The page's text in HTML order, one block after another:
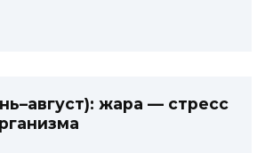
жара — стресс